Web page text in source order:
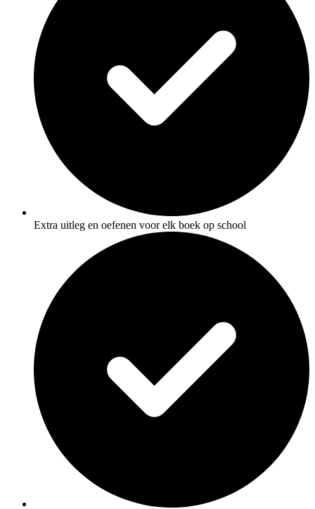
Extra uitleg en oefenen voor elk boek op school